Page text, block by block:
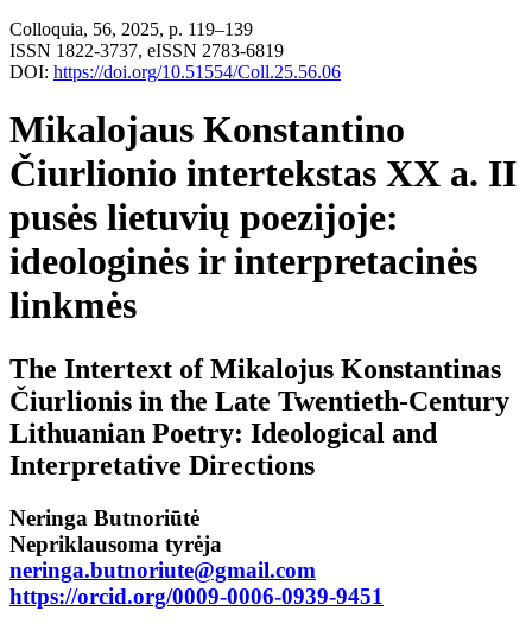
Colloquia, 56, 2025, p. 119–139
ISSN 1822-3737, eISSN 2783-6819
DOI: https://doi.org/10.51554/Coll.25.56.06
Mikalojaus Konstantino
Čiurlionio intertekstas XX a. II
pusės lietuvių poezijoje:
ideologinės ir interpretacinės
linkmės
The Intertext of Mikalojus Konstantinas
Čiurlionis in the Late Twentieth-Century
Lithuanian Poetry: Ideological and
Interpretative Directions
Neringa Butnoriūtė
Nepriklausoma tyrėja
neringa.butnoriute@gmail.com
https://orcid.org/0009-0006-0939-9451